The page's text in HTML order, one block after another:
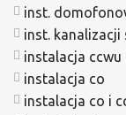
inst.
inst. kanalizacji
instalacja ccwu
instalacja co
instalacja co i